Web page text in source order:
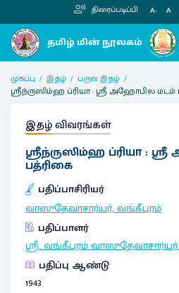
திரைப்படிப்பி A- A
முகப்பு இதழ்
பருவ இதழ்
ஸ்ரீந்ருஸிம்ஹ ப்ரியா : ஸ்ரீ அஹோபில மடம்
இதழ் விவரங்கள்
ஸ்ரீந்ருஸிம்ஹ ப்ரியா :
பத்ரிகை
பதிப்பாசிரியர்
வாஸுதேவாசார்யர், வங்கீபுரம்
பதிப்பாளர்
ஸ்ரீ. வங்கீபுரம் வாஸுதேவாசார்யர்
பதிப்பு ஆண்டு
1943